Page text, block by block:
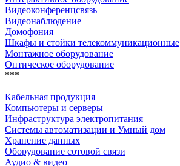
Видеоконференцсвязь
Видеонаблюдение
Домофония
Шкафы и стойки телекоммуникационные
Монтажное оборудование
Оптическое оборудование
***
Кабельная продукция
Компьютеры и серверы
Инфраструктура электропитания
Системы автоматизации и Умный дом
Хранение данных
Оборудование сотовой связи
Аудио & видео